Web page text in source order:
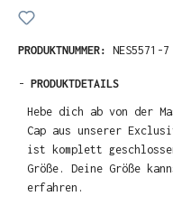
PRODUKTNUMMER: NES5571-7
- PRODUKTDETAILS
Hebe dich ab von der
Cap aus unserer
ist komplett
Größe. Deine Größe
erfahren.